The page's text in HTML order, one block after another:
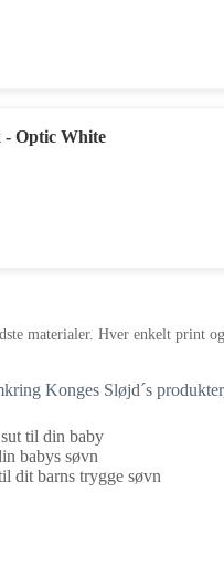
- Optic White
materialer. Hver enkelt
Konges Sløjd´s
til din baby
babys søvn
dit barns trygge søvn